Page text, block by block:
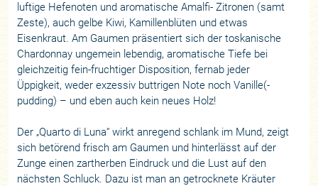
luftige Hefenoten und aromatische Amalfi- Zitronen (samt
Zeste), auch gelbe Kiwi, Kamillenblüten und etwas
Eisenkraut. Am Gaumen präsentiert sich der toskanische
Chardonnay ungemein lebendig, aromatische Tiefe bei
gleichzeitig fein-fruchtiger Disposition, fernab jeder
Üppigkeit, weder exzessiv buttrigen Note noch Vanille(-
pudding) – und eben auch kein neues Holz!
Der „Quarto di Luna“ wirkt anregend schlank im Mund, zeigt
sich betörend frisch am Gaumen und hinterlässt auf der
Zunge einen zartherben Eindruck und die Lust auf den
nächsten Schluck. Dazu ist man an getrocknete Kräuter